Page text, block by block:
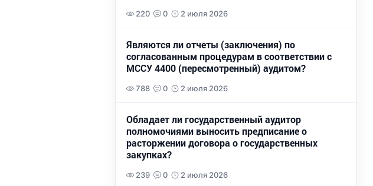
220 0 2 июля 2026
Являются ли отчеты (заключения) по
согласованным процедурам в соответствии с
МССУ 4400 (пересмотренный) аудитом?
788 0 2 июля 2026
Обладает ли государственный аудитор
полномочиями выносить предписание о
расторжении договора о государственных
закупках?
239 0 2 июля 2026